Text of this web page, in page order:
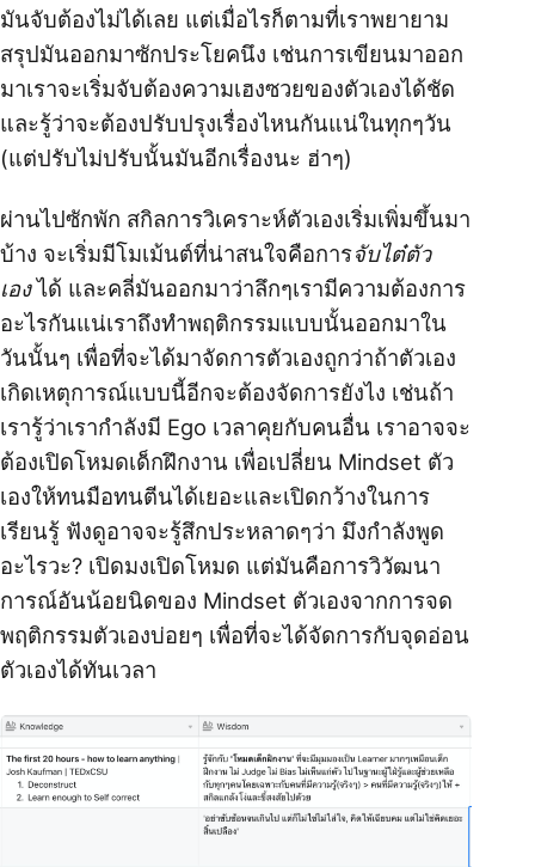
มันจับต้องไม่ได้เลย แต่เมื่อไรก็ตามที่เราพยายาม
สรุปมันออกมาซักประโยคนึง เช่นการเขียนมาออก
มาเราจะเริ่มจับต้องความเฮงซวยของตัวเองได้ชัด
และรู้ว่าจะต้องปรับปรุงเรื่องไหนกันแน่ในทุกๆวัน
(แต่ปรับไม่ปรับนั้นมันอีกเรื่องนะ ฮ่าๆ)
ผ่านไปซักพัก สกิลการวิเคราะห์ตัวเองเริ่มเพิ่มขึ้นมา
บ้าง จะเริ่มมีโมเม้นต์ที่น่าสนใจคือการจับไต๋ตัว
เองได้ และคลี่มันออกมาว่าลึกๆเรามีความต้องการ
อะไรกันแน่เราถึงทำพฤติกรรมแบบนั้นออกมาใน
วันนั้นๆ เพื่อที่จะได้มาจัดการตัวเองถูกว่าถ้าตัวเอง
เกิดเหตุการณ์แบบนี้อีกจะต้องจัดการยังไง เช่นถ้า
เรารู้ว่าเรากำลังมี Ego เวลาคุยกับคนอื่น เราอาจจะ
ต้องเปิดโหมดเด็กฝึกงาน เพื่อเปลี่ยน Mindset ตัว
เองให้ทนมือทนตีนได้เยอะและเปิดกว้างในการ
เรียนรู้ ฟังดูอาจจะรู้สึกประหลาดๆว่า มึงกำลังพูด
อะไรวะ? เปิดมงเปิดโหมด แต่มันคือการวิวัฒนา
การณ์อันน้อยนิดของ Mindset ตัวเองจากการจด
พฤติกรรมตัวเองบ่อยๆ เพื่อที่จะได้จัดการกับจุดอ่อน
ตัวเองได้ทันเวลา